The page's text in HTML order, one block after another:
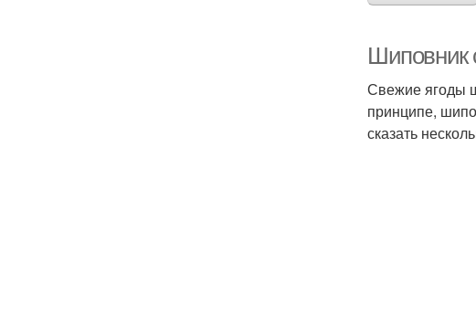
Шиповник
Свежие ягоды
принципе,
сказать